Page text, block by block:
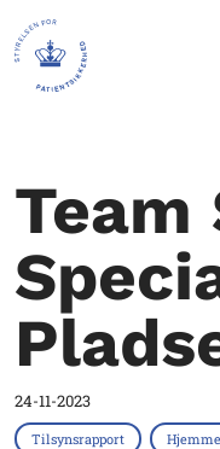
Team
24-11-2023
Tilsynsrapport